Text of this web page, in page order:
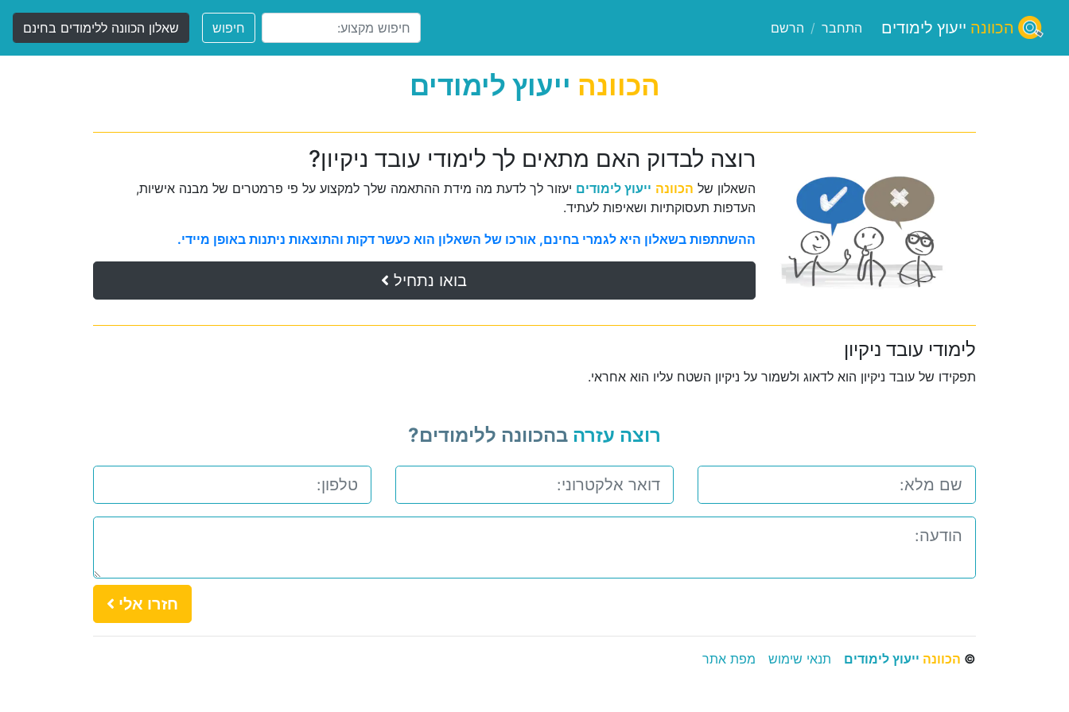
הכוונה ייעוץ לימודים התחבר / הרשם חיפוש שאלון הכוונה ללימודים בחינם
הכוונה ייעוץ לימודים
רוצה לבדוק האם מתאים לך לימודי עובד ניקיון?
השאלון של הכוונה ייעוץ לימודים יעזור לך לדעת מה מידת ההתאמה שלך למקצוע על פי פרמטרים של מבנה אישיות,
העדפות תעסוקתיות ושאיפות לעתיד.
ההשתתפות בשאלון היא לגמרי בחינם, אורכו של השאלון הוא כעשר דקות והתוצאות ניתנות באופן מיידי.
בואו נתחיל
לימודי עובד ניקיון
תפקידו של עובד ניקיון הוא לדאוג ולשמור על ניקיון השטח עליו הוא אחראי.
רוצה עזרה בהכוונה ללימודים?
חזרו אלי
© הכוונה ייעוץ לימודים תנאי שימוש מפת אתר